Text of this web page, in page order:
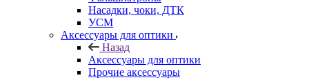
Насадки, чоки, ДТК
УСМ
Аксессуары для оптики
Назад
Аксессуары для оптики
Прочие аксессуары